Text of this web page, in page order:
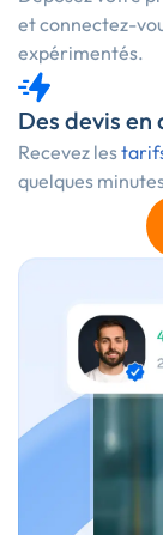
et connectez-
expérimentés.
Des devis en
Recevez les
quelques